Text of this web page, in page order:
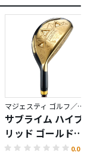
マジェスティ ゴルフ／サブライム
サブライム ハイブ
リッド ゴールド
（2023）
0.0